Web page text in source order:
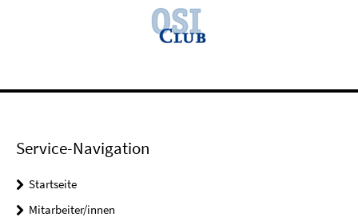
Service-Navigation
Startseite
Mitarbeiter/innen